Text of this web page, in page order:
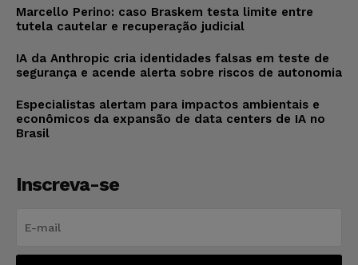
Marcello Perino: caso Braskem testa limite entre
tutela cautelar e recuperação judicial
IA da Anthropic cria identidades falsas em teste de
segurança e acende alerta sobre riscos de autonomia
Especialistas alertam para impactos ambientais e
econômicos da expansão de data centers de IA no
Brasil
Inscreva-se